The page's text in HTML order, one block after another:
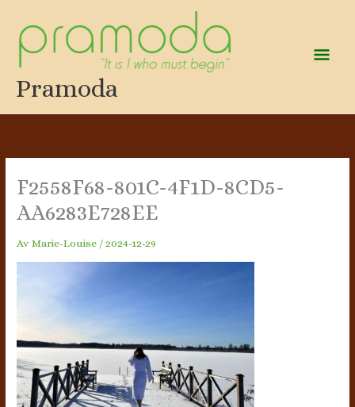
innehåll
Pramoda
F2558F68-801C-4F1D-8CD5-
AA6283E728EE
AvMarie-Louise /2024-12-29